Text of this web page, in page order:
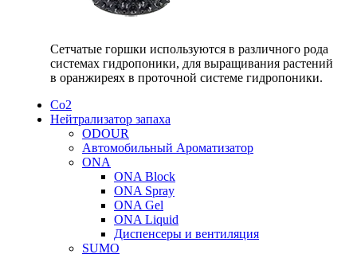
Сетчатые горшки используются в различного рода
системах гидропоники, для выращивания растений
в оранжиреях в проточной системе гидропоники.
Со2
Нейтрализатор запаха
ODOUR
Автомобильный Ароматизатор
ONA
ONA Block
ONA Spray
ONA Gel
ONA Liquid
Диспенсеры и вентиляция
SUMO